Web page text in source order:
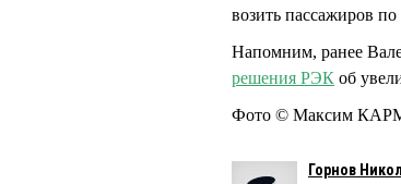
возить пассажиров
Напомним, ранее
решения РЭК об
Фото © Максим
Горнов